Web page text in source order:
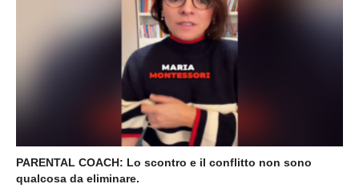
PARENTAL COACH: Lo scontro e il conflitto non sono
qualcosa da eliminare.